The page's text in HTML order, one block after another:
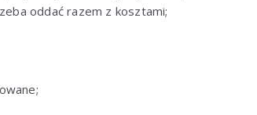
oddać razem z kosztami;